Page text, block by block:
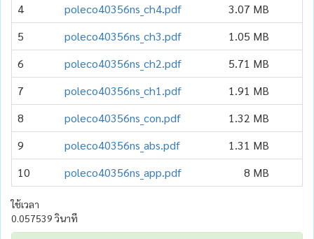
4
poleco40356ns_ch4.pdf
3.07 MB
5
poleco40356ns_ch3.pdf
1.05 MB
6
poleco40356ns_ch2.pdf
5.71 MB
7
poleco40356ns_ch1.pdf
1.91 MB
8
poleco40356ns_con.pdf
1.32 MB
9
poleco40356ns_abs.pdf
1.31 MB
10
poleco40356ns_app.pdf 8 MB
ใช้เวลา
0.057539 วินาที